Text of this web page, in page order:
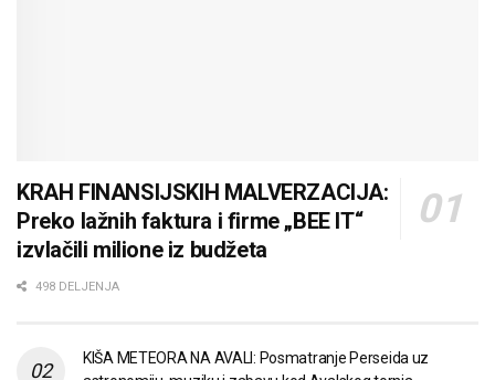
KRAH FINANSIJSKIH MALVERZACIJA:
Preko lažnih faktura i firme „BEE IT“
izvlačili milione iz budžeta
498 DELJENJA
KIŠA METEORA NA AVALI: Posmatranje Perseida uz